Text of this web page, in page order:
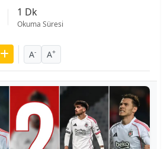
1 Dk
Okuma Süresi
A- A+